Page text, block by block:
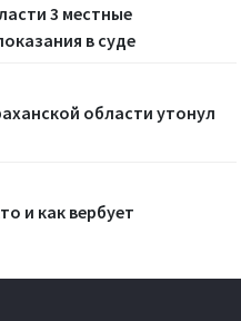
3 местные
в суде
области утонул
и как вербует